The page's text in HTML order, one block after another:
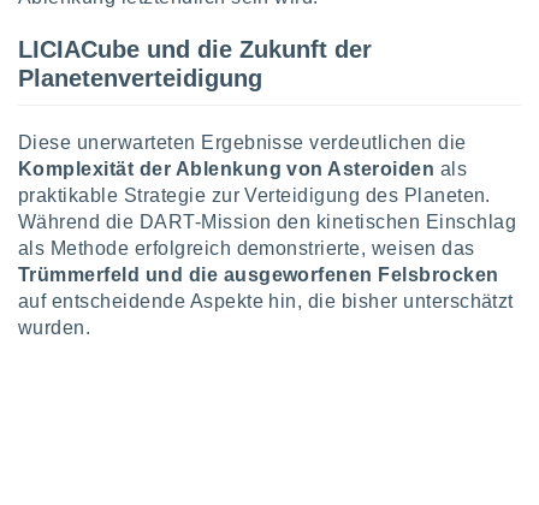
LICIACube und die Zukunft der
Planetenverteidigung
Diese unerwarteten Ergebnisse verdeutlichen die
Komplexität der Ablenkung von Asteroiden als
praktikable Strategie zur Verteidigung des Planeten.
Während die DART-Mission den kinetischen Einschlag
als Methode erfolgreich demonstrierte, weisen das
Trümmerfeld und die ausgeworfenen Felsbrocken
auf entscheidende Aspekte hin, die bisher unterschätzt
wurden.